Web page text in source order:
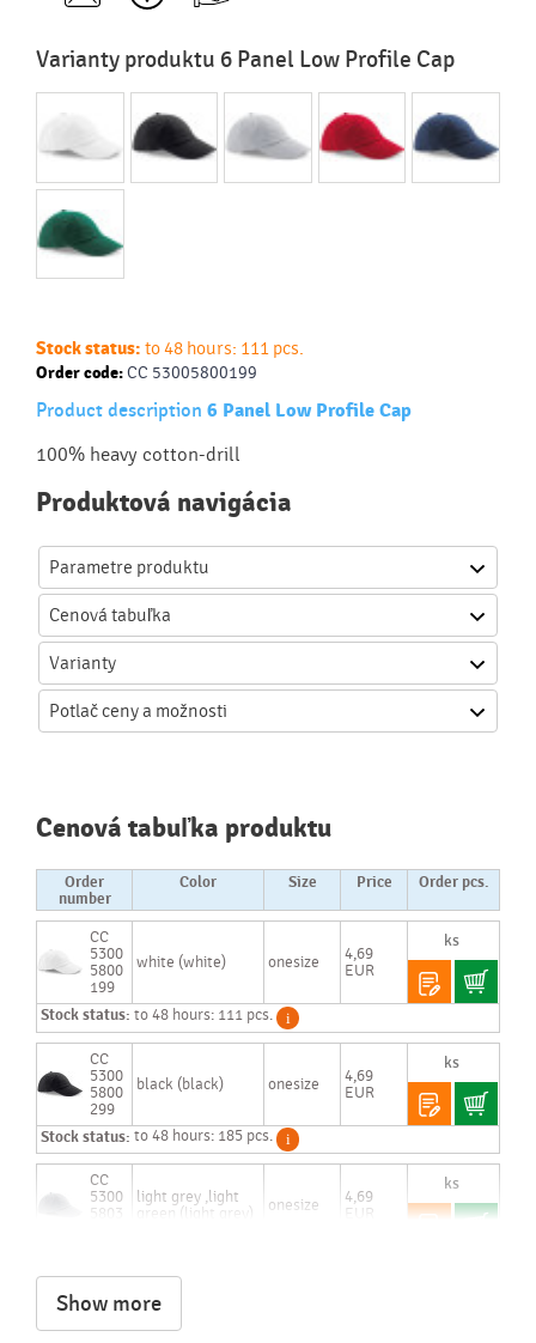
Varianty produktu 6 Panel Low Profile Cap
Stock status: to 48 hours: 111 pcs.
Order code:CC 53005800199
Product description 6 Panel Low Profile Cap
100% heavy cotton-drill
Produktová navigácia
Parametre produktu
Cenová tabuľka
Varianty
Potlačceny a možnosti
Cenová tabuľka produktu
Order
number
Color Size Price Order pcs.
CC
5300
5800
199
white (white) onesize
4,69
EUR
Stock status: to 48 hours: 111 pcs.
CC
5300
5800
299
black (black) onesize
4,69
EUR
Stock status: to 48 hours: 185 pcs.
CC
5300
5803
light grey ,light
green (light grey)
onesize
4,69
EUR
Show more